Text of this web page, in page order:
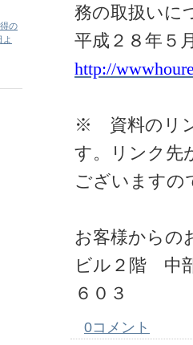
務の取扱いに
平成２８年５
http://
※ 資料のリ
す。リンク先
ございますの
お客様からの
ビル２階 中
６０３
0コメント
の
よ